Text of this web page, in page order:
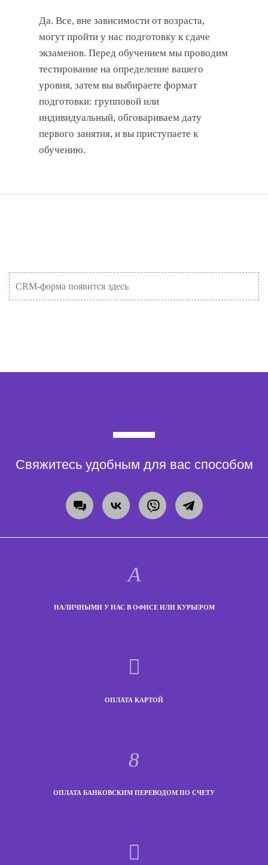
Да. Все, вне зависимости от возраста,
могут пройти у нас подготовку к сдаче
экзаменов. Перед обучением мы проводим
тестирование на определение вашего
уровня, затем вы выбираете формат
подготовки: групповой или
индивидуальный, обговариваем дату
первого занятия, и вы приступаете к
обучению.
CRM-форма появится здесь
Свяжитесь удобным для вас способом
НАЛИЧНЫМИ У НАС В ОФИСЕ ИЛИ КУРЬЕРОМ
ОПЛАТА КАРТОЙ
ОПЛАТА БАНКОВСКИМ ПЕРЕВОДОМ ПО СЧЕТУ